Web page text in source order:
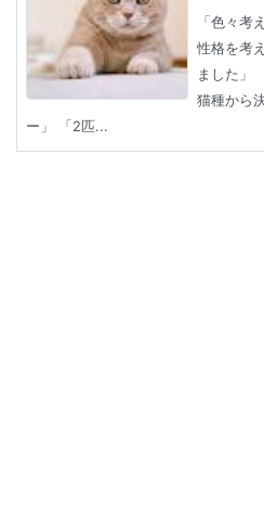
「色々考
性格を考
ました」
猫種から
ー」 「2匹...